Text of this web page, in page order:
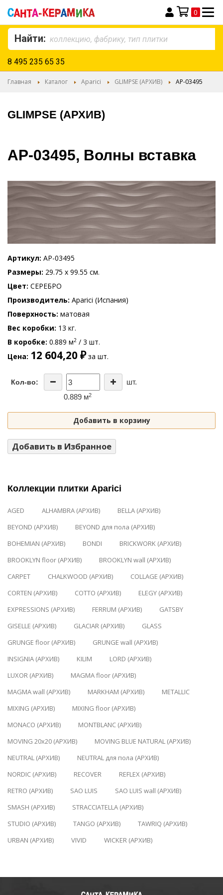
Моя корзина
0
Найти:
8 495 235 65 35
Главная Каталог Aparici GLIMPSE (АРХИВ) AP-03495
GLIMPSE (АРХИВ)
AP-03495, Волны вставка
Артикул AP-03495
Размеры 29.75 x 99.55 см.
Цвет СЕРЕБРО
Производитель Aparici (Испания)
Поверхность матовая
Вес коробки 13 кг.
В коробке 0.889 м2 / 3 шт.
Цена 12 604,20 ₽за шт.
Кол-во:
шт.
0.889 м2
Добавить в корзину
Добавить в Избранное
Коллекции плитки Aparici
AGED ALHAMBRA (АРХИВ)
BELLA (АРХИВ)
BEYOND (АРХИВ)
BEYOND для пола (АРХИВ)
BOHEMIAN (АРХИВ)
BONDI
BRICKWORK (АРХИВ)
BROOKLYN floor (АРХИВ)
BROOKLYN wall (АРХИВ)
CARPET
CHALKWOOD (АРХИВ)
COLLAGE (АРХИВ)
CORTEN (АРХИВ)
COTTO (АРХИВ)
ELEGY (АРХИВ)
EXPRESSIONS (АРХИВ)
FERRUM (АРХИВ)
GATSBY
GISELLE (АРХИВ)
GLACIAR (АРХИВ)
GLASS
GRUNGE floor (АРХИВ)
GRUNGE wall (АРХИВ)
INSIGNIA (АРХИВ)
KILIM
LORD (АРХИВ)
LUXOR (АРХИВ)
MAGMA floor (АРХИВ)
MAGMA wall (АРХИВ)
MARKHAM (АРХИВ)
METALLIC
MIXING (АРХИВ)
MIXING floor (АРХИВ)
MONACO (АРХИВ)
MONTBLANC (АРХИВ)
MOVING 20x20 (АРХИВ)
MOVING BLUE NATURAL (АРХИВ)
NEUTRAL (АРХИВ)
NEUTRAL для пола (АРХИВ)
NORDIC (АРХИВ)
RECOVER
REFLEX (АРХИВ)
RETRO (АРХИВ)
SAO LUIS
SAO LUIS wall (АРХИВ)
SMASH (АРХИВ)
STRACCIATELLA (АРХИВ)
STUDIO (АРХИВ)
TANGO (АРХИВ)
TAWRIQ (АРХИВ)
URBAN (АРХИВ)
VIVID WICKER (АРХИВ)